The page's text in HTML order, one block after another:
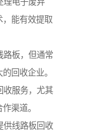
，能有效提取
路板，但通常
回收企业。
收服务，尤其
渠道。
供线路板回收